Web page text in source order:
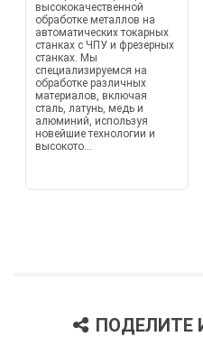
высококачественной
обработке металлов на
автоматических токарных
станках с ЧПУ и фрезерных
станках. Мы
специализируемся на
обработке различных
материалов, включая
сталь, латунь, медь и
алюминий, используя
новейшие технологии и
высокото...